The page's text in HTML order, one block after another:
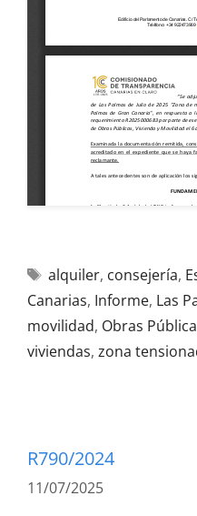
alquiler, consejería,
Canarias, Informe, Las
movilidad, Obras
viviendas, zona
R790/2024
11/07/2025